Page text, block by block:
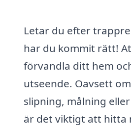
Letar du efter
har du kommit rätt!
förvandla ditt hem
utseende. Oavsett
slipning, målning
är det viktigt att